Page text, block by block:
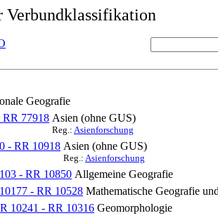
Verbundklassifikation
Geografie
77918 Asien (ohne GUS)
Reg.: Asienforschung
- RR 10918 Asien (ohne GUS)
Reg.: Asienforschung
- RR 10850 Allgemeine Geografie
- RR 10528 Mathematische Geografie
10241 - RR 10316 Geomorphologie